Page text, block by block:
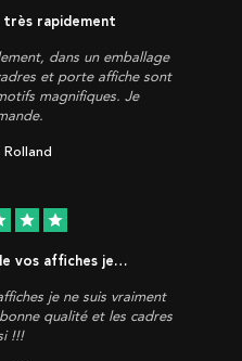
rapidement
dans un emballage
et porte affiche sont
magnifiques. Je
star star
vos affiches je…
je ne suis vraiment
qualité et les cadres
!!!